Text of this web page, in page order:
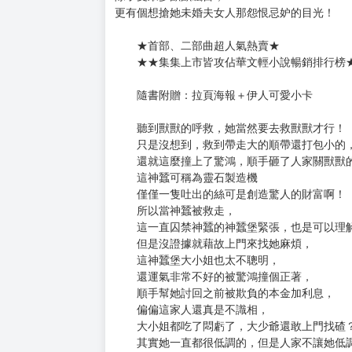
購買評價限制
伊人難為三部曲3：都是神蠶惹的禍
出版日期：2019/02/20
伊人，向來一出場就驚天動地不說，
再出場更是吸引萬千目光－－
除了受眾多獸獸矚目，
更有個想搶她未婚夫女人那怨恨忌妒的目光！
★首部、二部曲超人氣熱賣★
★★集集上市皆攻佔華文輕小說暢銷排行
隨書附贈：拉頁海報＋伊人可愛小卡
聽到獸獸的呼救，她當然要去救獸獸才行！
只是沒想到，救到帶走大的順帶還打包小的，
還就這麼撞上了驚鴻，順手砸了人家關獸獸的
這神蠶可稱為靈石製造機